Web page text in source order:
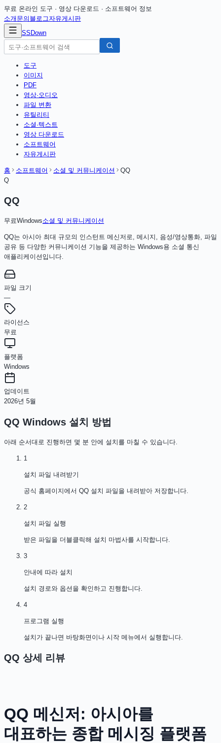
무료 온라인 도구 · 영상 다운로드 · 소프트웨어 정보
소개 문의 블로그자유게시판
SSDown
도구
이미지
PDF
영상·오디오
파일 변환
유틸리티
소셜·텍스트
영상 다운로드
소프트웨어
자유게시판
홈 소프트웨어 소셜 및 커뮤니케이션
QQ
Q
QQ
무료Windows소셜 및 커뮤니케이션
QQ는 아시아 최대 규모의 인스턴트 메신저로, 메시지, 음성/영상통화, 파일
공유 등 다양한 커뮤니케이션 기능을 제공하는 Windows용 소셜 통신
애플리케이션입니다.
파일 크기
—
라이선스
무료
플랫폼
Windows
업데이트
2026년 5월
QQ Windows 설치 방법
아래 순서대로 진행하면 몇 분 안에 설치를 마칠 수 있습니다.
1
설치 파일 내려받기
공식 홈페이지에서 QQ 설치 파일을 내려받아 저장합니다.
2
설치 파일 실행
받은 파일을 더블클릭해 설치 마법사를 시작합니다.
3
안내에 따라 설치
설치 경로와 옵션을 확인하고 진행합니다.
4
프로그램 실행
설치가 끝나면 바탕화면이나 시작 메뉴에서 실행합니다.
QQ 상세 리뷰
QQ 메신저: 아시아를
대표하는 종합 메시징 플랫폼